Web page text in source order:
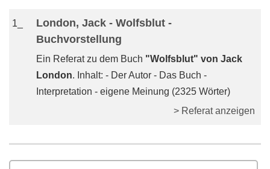
1_
London, Jack - Wolfsblut -
Buchvorstellung
Ein Referat zu dem Buch "Wolfsblut" von Jack
London. Inhalt: - Der Autor - Das Buch -
Interpretation - eigene Meinung (2325 Wörter)
> Referat anzeigen